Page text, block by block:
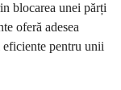
blocarea unei părți
oferă adesea
eficiente pentru unii